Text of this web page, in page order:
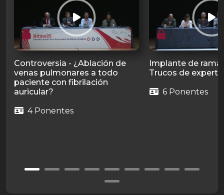
Controversia - ¿Ablación de
venas pulmonares a todo
paciente con fibrilación
auricular?
4 Ponentes
Implante de rama
Trucos de
6 Ponentes